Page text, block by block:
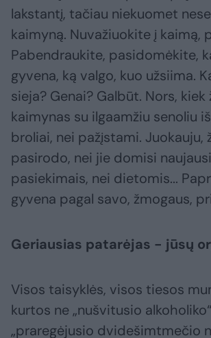
lakstantį, tačiau niekuomet
kaimyną. Nuvažiuokite į kaimą,
Pabendraukite, pasidomėkite,
gyvena, ką valgo, kuo užsiima.
sieja? Genai? Galbūt. Nors, kiek
kaimynas su ilgaamžiu senoliu
broliai, nei pažįstami. Juokauju,
pasirodo, nei jie domisi
pasiekimais, nei dietomis...
gyvena pagal savo, žmogaus,
Geriausias patarėjas - jūsų
Visos taisyklės, visos tiesos
kurtos ne „nušvitusio
„praregėjusio dvidešimtmečio